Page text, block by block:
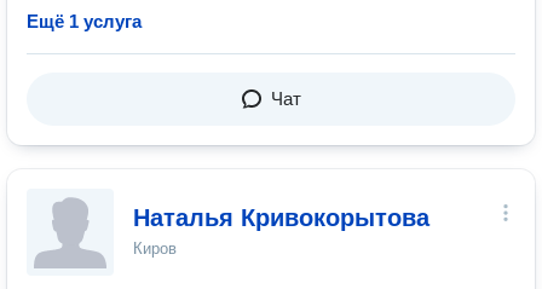
Ещё 1 услуга
Чат
Наталья Кривокорытова
Киров